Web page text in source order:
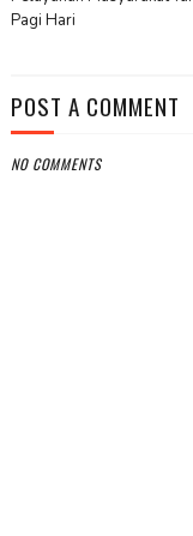
Pagi Hari
POST A COMMENT
NO COMMENTS